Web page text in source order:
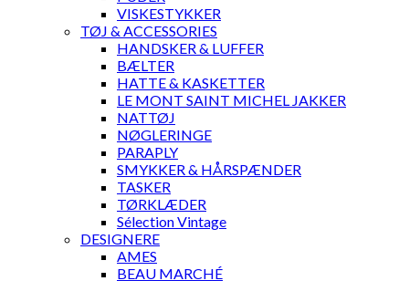
VISKESTYKKER
TØJ & ACCESSORIES
HANDSKER & LUFFER
BÆLTER
HATTE & KASKETTER
LE MONT SAINT MICHEL JAKKER
NATTØJ
NØGLERINGE
PARAPLY
SMYKKER & HÅRSPÆNDER
TASKER
TØRKLÆDER
Sélection Vintage
DESIGNERE
AMES
BEAU MARCHÉ